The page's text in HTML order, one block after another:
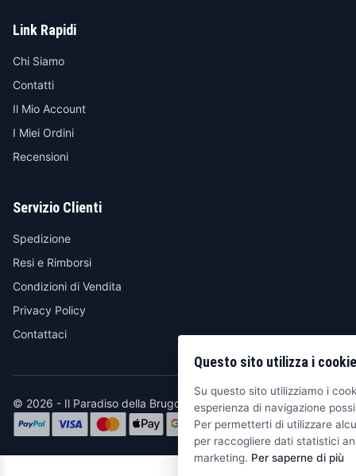
Link Rapidi
Chi Siamo
Contatti
Il Mio Account
I Miei Ordini
Recensioni
Servizio Clienti
Spedizione
Resi e Rimborsi
Condizioni di Vendita
Privacy Policy
Contattaci
© 2026 - Il Paradiso della Brugola
Questo sito utilizza i cookie
Su questo sito utilizziamo i
esperienza di navigazione
Per permetterti di utilizzare
per raccogliere dati statistici
marketing. Per saperne di più